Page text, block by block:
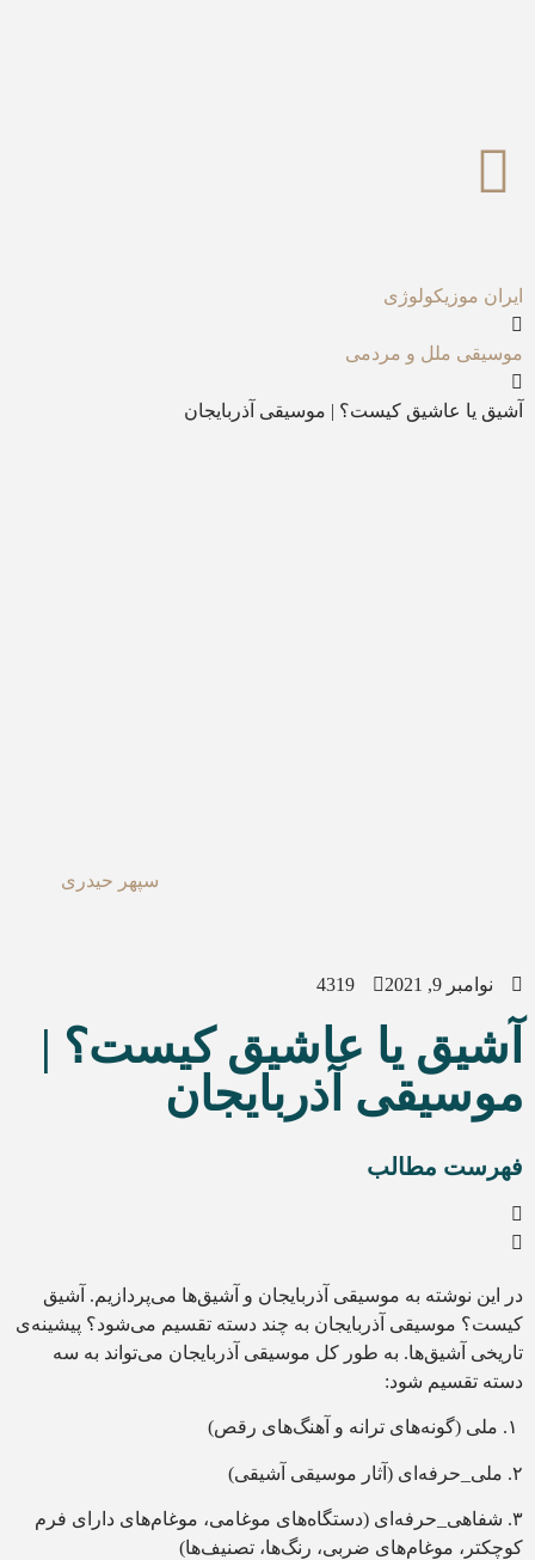
ایران موزیکولوژی
موسیقی ملل و مردمی
آشیق یا عاشیق کیست؟ | موسیقی آذربایجان
سپهر حیدری
نوامبر 9, 2021 4319
آشیق یا عاشیق کیست؟ |
موسیقی آذربایجان
فهرست مطالب
در این نوشته به موسیقی آذربایجان و آشیق‌ها می‌پردازیم. آشیق
کیست؟ موسیقی آذربایجان به چند دسته تقسیم می‌شود؟ پیشینه‌ی
تاریخی آشیق‌ها. به طور کل موسیقی آذربایجان می‌تواند به سه
دسته تقسیم شود:
۲. ملی_حرفه‌ای (آثار موسیقی آشیقی)
۳. شفاهی_حرفه‌ای (دستگاه‌های موغامی، موغام‌های دارای فرم
کوچکتر، موغام‌های ضربی، رنگ‌ها، تصنیف‌ها)